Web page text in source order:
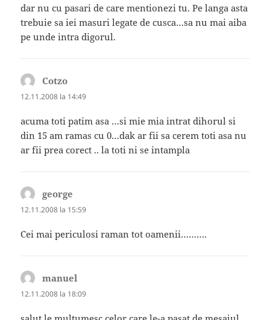
dar nu cu pasari de care mentionezi tu. Pe langa asta
trebuie sa iei masuri legate de cusca…sa nu mai aiba
pe unde intra digorul.
Cotzo
12.11.2008 la 14:49
acuma toti patim asa …si mie mia intrat dihorul si
din 15 am ramas cu 0…dak ar fii sa cerem toti asa nu
ar fii prea corect .. la toti ni se intampla
george
12.11.2008 la 15:59
Cei mai periculosi raman tot oamenii……….
manuel
12.11.2008 la 18:09